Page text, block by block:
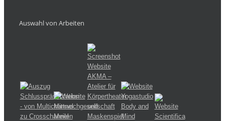
Auswahl von Arbeiten